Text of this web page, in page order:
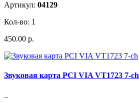
Артикул: 04129
Кол-во: 1
450.00 р.
Звуковая карта PCI VIA VT1723 7-ch
..